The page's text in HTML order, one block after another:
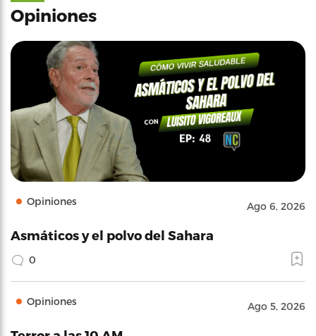
Opiniones
Opiniones Ago 6, 2026
Asmáticos y el polvo del Sahara
0
Opiniones Ago 5, 2026